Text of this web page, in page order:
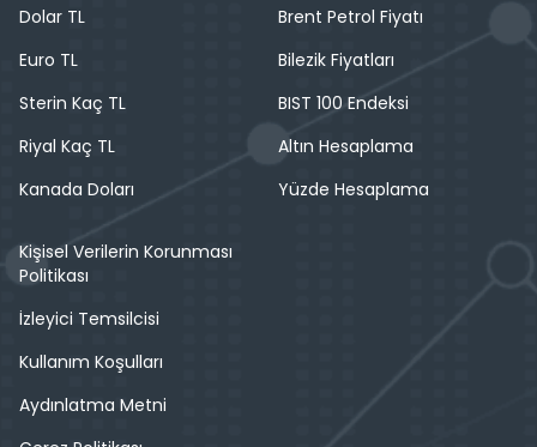
Dolar TL
Euro TL
Sterin Kaç TL
Riyal Kaç TL
Kanada Doları
Brent Petrol Fiyatı
Bilezik Fiyatları
BIST 100 Endeksi
Altın Hesaplama
Yüzde Hesaplama
Kişisel Verilerin Korunması
Politikası
İzleyici Temsilcisi
Kullanım Koşulları
Aydınlatma Metni